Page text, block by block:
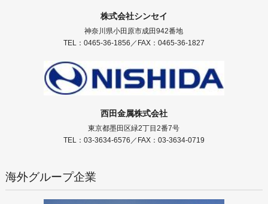
株式会社シンセイ
神奈川県小田原市成田942番地
TEL：0465-36-1856／FAX：0465-36-1827
西田金属株式会社
東京都墨田区緑2丁目2番7号
TEL：03-3634-6576／FAX：03-3634-0719
海外グループ企業